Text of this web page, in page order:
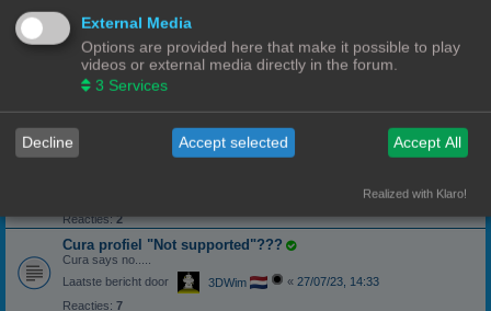
Laatste bericht door
Reacties:
1
Klipper en 3 extruders!
Geeetech A10T
swets
Reacties:
Andere extensie.....en nu?
08/08/23, 21:50
Reacties:2
Cura profiel "Not supported"???
Cura says no.....
Laatste bericht door
3DWim « 27/07/23, 14:33
Reacties: 7
External Media
Options are provided here that make it possible to play
videos or external media directly in the forum.
3 Services
Decline Accept selected Accept All
Realized with Klaro!